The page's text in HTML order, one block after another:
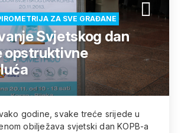
ZA SVE GRAĐANE
Svjetskog dan
opstruktivne
godine, svake treće srijede u
obilježava svjetski dan KOPB-a